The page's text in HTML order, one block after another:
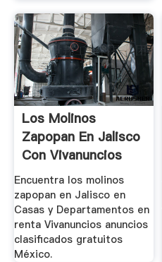
Los Molinos
Zapopan En Jalisco
Con Vivanuncios
Casas Y.
Encuentra los molinos
zapopan en Jalisco en
Casas y Departamentos en
renta Vivanuncios anuncios
clasificados gratuitos
México.